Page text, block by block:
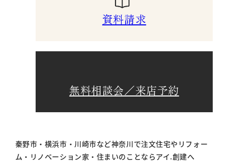
資料請求
無料相談会／来店予約
秦野市・横浜市・川崎市など神奈川で注文住宅やリフォー
ム・リノベーション家・住まいのことならアイ.創建へ